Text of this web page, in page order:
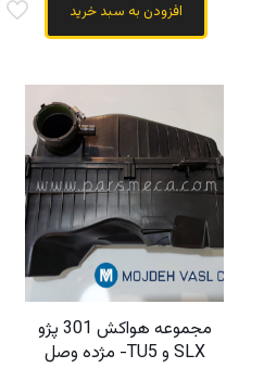
افزودن به سبد خرید
مجموعه هواکش 301 پژو
SLX و TU5- مژده وصل